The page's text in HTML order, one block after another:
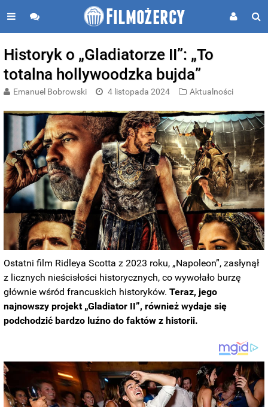
Historyk o „Gladiatorze II”: „To
totalna hollywoodzka bujda”
Emanuel Bobrowski 4 listopada 2024 Aktualności
Ostatni film Ridleya Scotta z 2023 roku, „Napoleon”, zasłynął
z licznych nieścisłości historycznych, co wywołało burzę
głównie wśród francuskich historyków.Teraz, jego
najnowszy projekt „Gladiator II”, również wydaje się
podchodzić bardzo luźno do faktów z historii.